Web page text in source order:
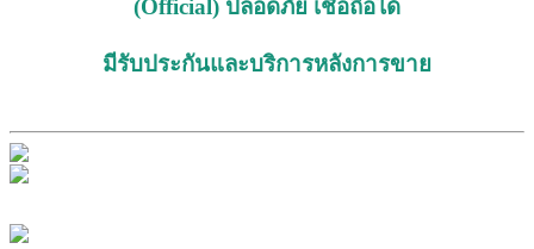
(Official) ปลอดภัย เชื่อถือได้
มีรับประกันและบริการหลังการขาย